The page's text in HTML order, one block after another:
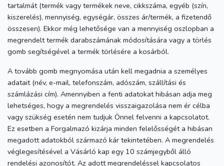
tartalmát (termék vagy termékek neve, cikkszáma, egyéb (szín,
kiszerelés), mennyiség, egységár, összes ár/termék, a fizetendő
összesen). Ekkor még lehetősége van a mennyiség oszlopban a
megrendelt termék darabszámának módosítására vagy a törlés
gomb segítségével a termék törlésére a kosárból.
A tovább gomb megnyomása után kell megadnia a személyes
adatait (név, e-mail, telefonszám, adószám, szállítási és
számlázási cím). Amennyiben a fenti adatokat hibásan adja meg
lehetséges, hogy a megrendelés visszaigazolása nem ér célba
vagy szükség esetén nem tudjuk Önnel felvenni a kapcsolatot.
Ez esetben a Forgalmazó kizárja minden felelősségét a hibásan
megadott adatokból származó kár tekintetében. A megrendelés
véglegesítésével a Vásárló kap egy 10 számjegyből álló
rendelési azonosítót. Az adott megrendeléssel kapcsolatos